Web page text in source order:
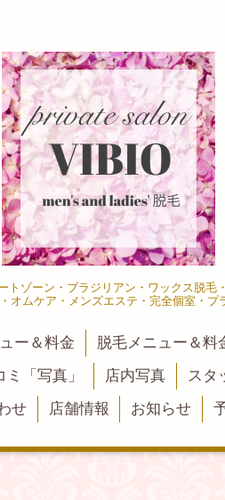
ゾーン・ブラジリアン・ワックス脱毛
オムケア・メンズエステ・完全個室・
ー＆料金 脱毛メニュー＆料
ミ「写真」 店内写真 スタ
せ 店舗情報 お知らせ